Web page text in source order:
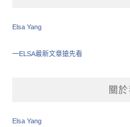
Elsa Yang
一ELSA最新文章搶先看
關
Elsa Yang